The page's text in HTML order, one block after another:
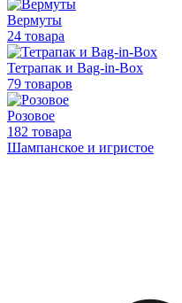
Вермуты
24 товара
Тетрапак и Bag-in-Box
79 товаров
Розовое
182 товара
Шампанское и игристое